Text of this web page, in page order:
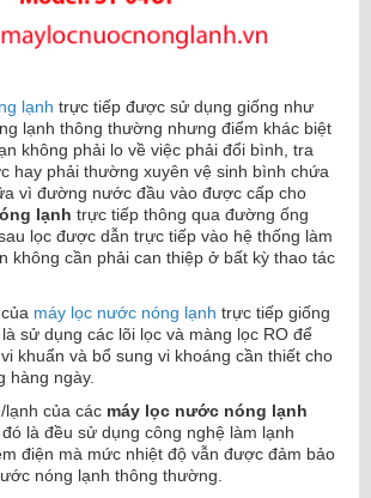
lạnh trực tiếp được sử dụng giống như
lạnh thông thường nhưng điểm khác biệt
không phải lo về việc phải đổi bình, tra
hay phải thường xuyên vệ sinh bình chứa
vì đường nước đầu vào được cấp cho
lạnh trực tiếp thông qua đường ống
lọc được dẫn trực tiếp vào hệ thống làm
không cần phải can thiệp ở bất kỳ thao tác
máy lọc nước nóng lạnh trực tiếp giống
sử dụng các lõi lọc và màng lọc RO để
khuẩn và bổ sung vi khoáng cần thiết cho
hàng ngày.
lạnh của các máy lọc nước nóng lạnh
là đều sử dụng công nghệ làm lạnh
điện mà mức nhiệt độ vẫn được đảm bảo
nóng lạnh thông thường.